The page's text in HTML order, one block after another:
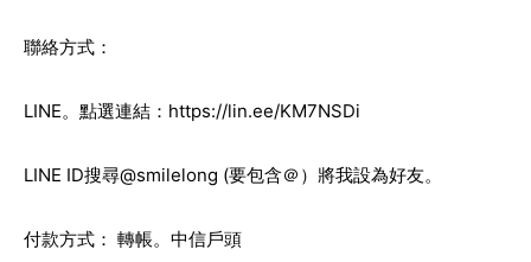
聯絡方式：
LINE。點選連結： https://lin.ee/KM7NSDi
LINE ID搜尋@smilelong (要包含＠）將我設為好友。
付款方式： 轉帳。中信戶頭